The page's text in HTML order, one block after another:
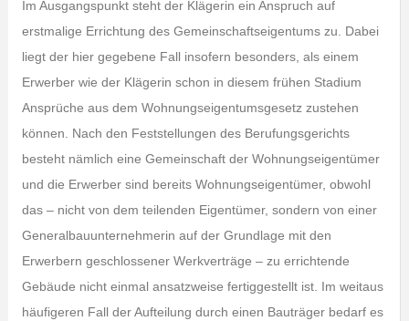
Im Ausgangspunkt steht der Klägerin ein Anspruch auf
erstmalige Errichtung des Gemeinschaftseigentums zu. Dabei
liegt der hier gegebene Fall insofern besonders, als einem
Erwerber wie der Klägerin schon in diesem frühen Stadium
Ansprüche aus dem Wohnungseigentumsgesetz zustehen
können. Nach den Feststellungen des Berufungsgerichts
besteht nämlich eine Gemeinschaft der Wohnungseigentümer
und die Erwerber sind bereits Wohnungseigentümer, obwohl
das – nicht von dem teilenden Eigentümer, sondern von einer
Generalbauunternehmerin auf der Grundlage mit den
Erwerbern geschlossener Werkverträge – zu errichtende
Gebäude nicht einmal ansatzweise fertiggestellt ist. Im weitaus
häufigeren Fall der Aufteilung durch einen Bauträger bedarf es